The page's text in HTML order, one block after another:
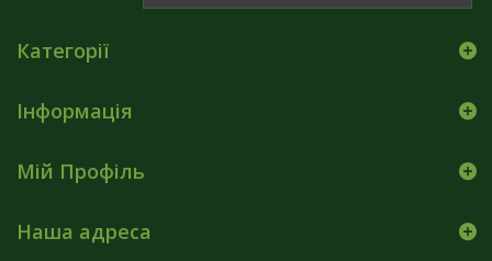
Категорії
Інформація
Мій Профіль
Наша адреса